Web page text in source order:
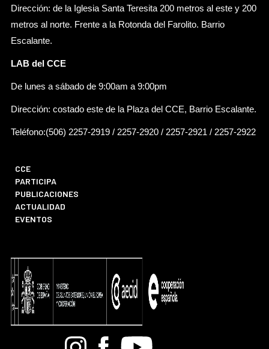
Dirección: de la Iglesia Santa Teresita 200 metros al este y 200
metros al norte. Frente a la Rotonda del Farolito. Barrio
Escalante.
LAB del CCE
De lunes a sábado de 9:00am a 9:00pm
Dirección: costado este de la Plaza del CCE, Barrio Escalante.
Teléfono:(506) 2257-2919 / 2257-2920 / 2257-2921 / 2257-2922
CCE
PARTICIPA
PUBLICACIONES
ACTUALIDAD
EVENTOS
BandcampInstagramFacebook
Youtube